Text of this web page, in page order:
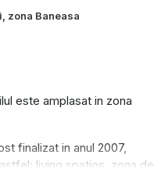
zona Baneasa
este amplasat in zona
finalizat in anul 2007,
living spatios, zona de